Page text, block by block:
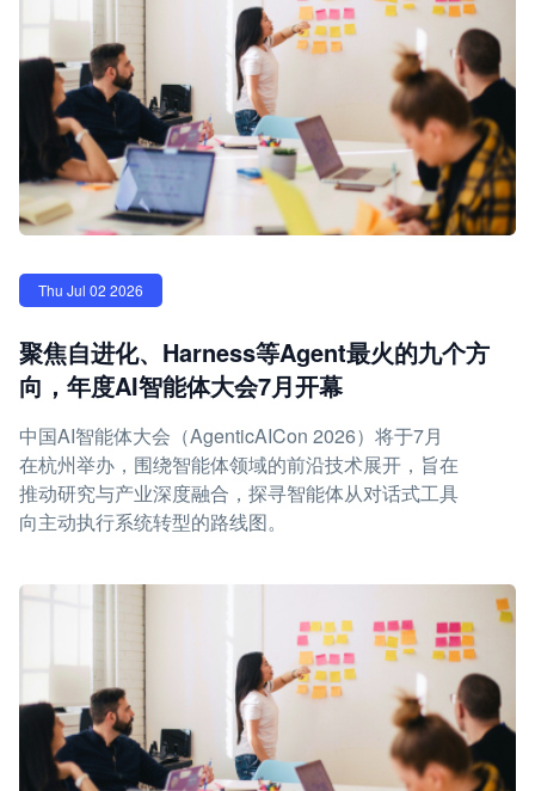
Thu Jul 02 2026
聚焦自进化、Harness等Agent最火的九个方
向，年度AI智能体大会7月开幕
中国AI智能体大会（AgenticAICon 2026）将于7月
在杭州举办，围绕智能体领域的前沿技术展开，旨在
推动研究与产业深度融合，探寻智能体从对话式工具
向主动执行系统转型的路线图。